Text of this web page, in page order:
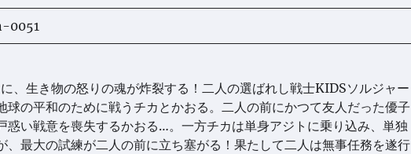
0051
、生き物の怒りの魂が炸裂する！二人の選ばれし戦士KIDSソルジャー
の平和のために戦うチカとかおる。二人の前にかつて友人だった優子
い戦意を喪失するかおる…。一方チカは単身アジトに乗り込み、単独
最大の試練が二人の前に立ち塞がる！果たして二人は無事任務を遂行